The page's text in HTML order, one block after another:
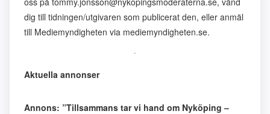
dig till tidningen/utgivaren som publicerat den, eller anmäl
till Mediemyndigheten via mediemyndigheten.se.
Aktuella annonser
Annons: ”Tillsammans tar vi hand om Nyköping –